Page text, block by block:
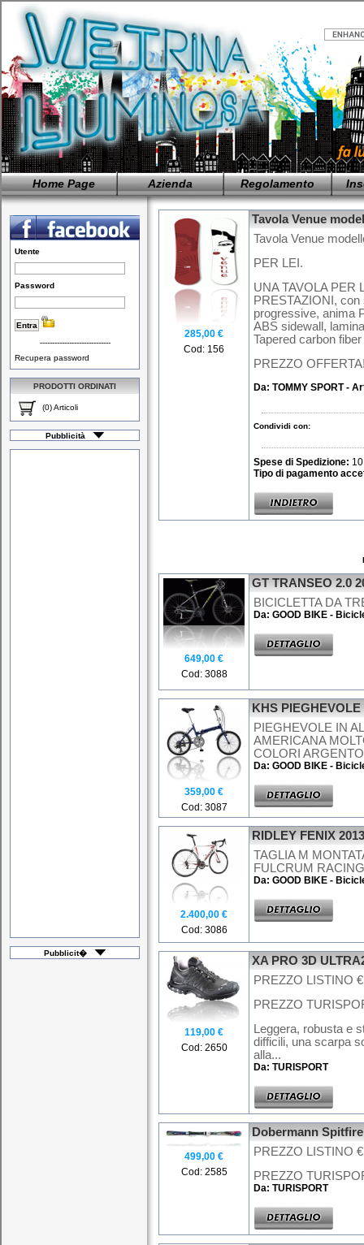
Home Page Azienda Regolamento
Utente
Password
-----------------------------
Recupera password
PRODOTTI ORDINATI
(0) Articoli
Pubblicità
Pubblicit�
285,00 €
Cod: 156
Tavola Venue
Tavola Venue
PER LEI.
UNA TAVOLA PER
PRESTAZIONI,
progressive, anima
ABS sidewall,
Tapered carbon
PREZZO
Da: TOMMY SPORT -
Condividi con:
Spese di Spedizione:
Tipo di pagamento
649,00 €
Cod: 3088
GT TRANSEO 2.0
BICICLETTA DA
Da: GOOD BIKE -
359,00 €
Cod: 3087
KHS PIEGHEVOLE
PIEGHEVOLE IN
AMERICANA
COLORI
Da: GOOD BIKE -
2.400,00 €
Cod: 3086
RIDLEY FENIX 2013
TAGLIA M
FULCRUM
Da: GOOD BIKE -
119,00 €
Cod: 2650
XA PRO 3D
PREZZO LISTINO
PREZZO
Leggera, robusta e
difficili, una scarpa
alla...
Da: TURISPORT
499,00 €
Cod: 2585
Dobermann
PREZZO LISTINO
PREZZO
Da: TURISPORT